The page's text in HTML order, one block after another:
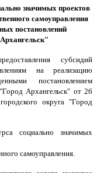
значимых проектов
самоуправления
постановлений
субсидий
на реализацию
постановлением
Архангельск" от 26
округа "Город
социально значимых
самоуправления.